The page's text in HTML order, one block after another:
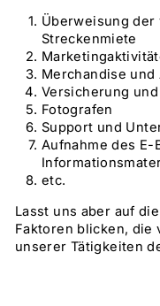
Überweisung der
Streckenmiete
Merchandise und
Versicherung
Fotografen
Support und
Aufnahme des
etc.
Lasst uns aber auf
Faktoren blicken, die
unserer Tätigkeiten